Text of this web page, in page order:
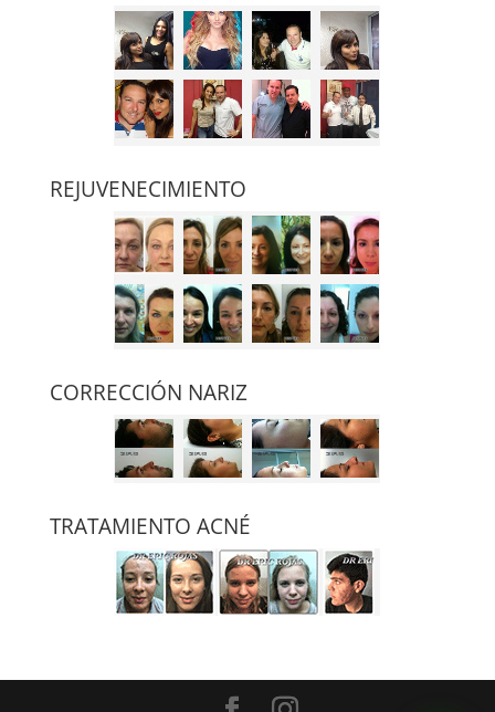
REJUVENECIMIENTO
CORRECCIÓN NARIZ
TRATAMIENTO ACNÉ